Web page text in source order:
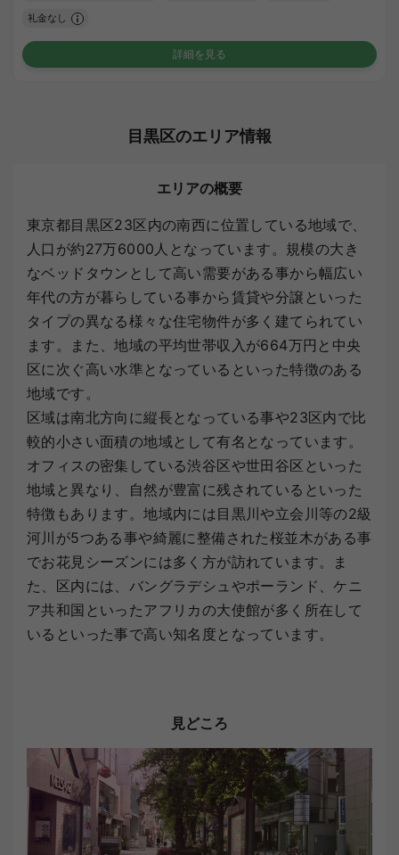
礼金なし
詳細を見る
目黒区のエリア情報
エリアの概要
東京都目黒区23区内の南西に位置している地域で、
人口が約27万6000人となっています。規模の大き
なベッドタウンとして高い需要がある事から幅広い
年代の方が暮らしている事から賃貸や分譲といった
タイプの異なる様々な住宅物件が多く建てられてい
ます。また、地域の平均世帯収入が664万円と中央
区に次ぐ高い水準となっているといった特徴のある
地域です。
区域は南北方向に縦長となっている事や23区内で比
較的小さい面積の地域として有名となっています。
オフィスの密集している渋谷区や世田谷区といった
地域と異なり、自然が豊富に残されているといった
特徴もあります。地域内には目黒川や立会川等の2級
河川が5つある事や綺麗に整備された桜並木がある事
でお花見シーズンには多く方が訪れています。ま
た、区内には、バングラデシュやポーランド、ケニ
ア共和国といったアフリカの大使館が多く所在して
いるといった事で高い知名度となっています。
見どころ